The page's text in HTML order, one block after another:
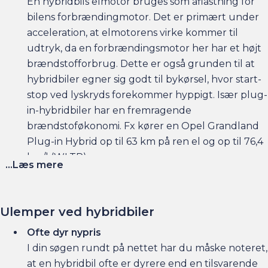
bilens forbrændingmotor. Det er primært under
acceleration, at elmotorens virke kommer til
udtryk, da en forbrændingsmotor her har et højt
brændstofforbrug. Dette er også grunden til at
hybridbiler egner sig godt til bykørsel, hvor start-
stop ved lyskryds forekommer hyppigt. Især plug-
in-hybridbiler har en fremragende
brændstoføkonomi. Fx kører en OpelGrandland
Plug-in Hybrid op til 63 km på ren el og op til 76,4
km/l (WLTP).
langt på literen, er bilerne også klimavenlige. Ved
bykørsel vil elmotoren også oftest gøre arbejdet,
hvilket mindsker den lokale forurening, og det
...Læs mere
Ulemper ved hybridbiler
Ofte dyr nypris
I din søgen rundt på nettet har du måske noteret,
at en hybridbil ofte er dyrere end en tilsvarende